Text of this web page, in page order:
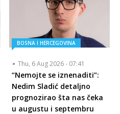
BOSNA I HERCEGOVINA
Thu, 6 Aug 2026 - 07:41
“Nemojte se iznenaditi”:
Nedim Sladić detaljno
prognozirao šta nas čeka
u augustu i septembru